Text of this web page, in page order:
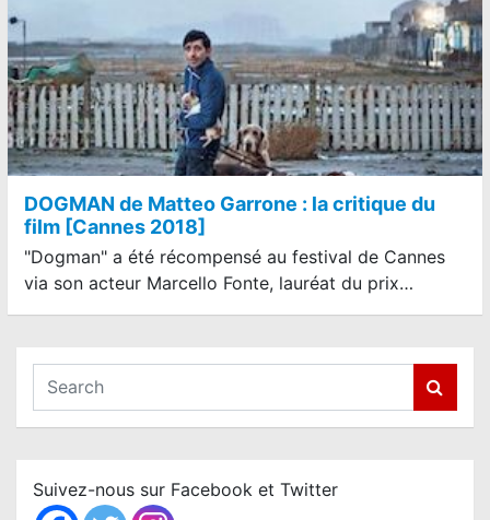
DOGMAN de Matteo Garrone : la critique du
film [Cannes 2018]
"Dogman" a été récompensé au festival de Cannes
via son acteur Marcello Fonte, lauréat du prix…
a
c
h
Suivez-nous sur Facebook et Twitter